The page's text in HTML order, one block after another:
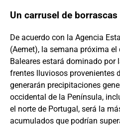
Un carrusel de
De acuerdo con la Agencia
(Aemet), la semana próxima
Baleares estará dominado por
frentes lluviosos provenientes
generarán precipitaciones
occidental de la Península,
el norte de Portugal, será la
acumulados que podrían